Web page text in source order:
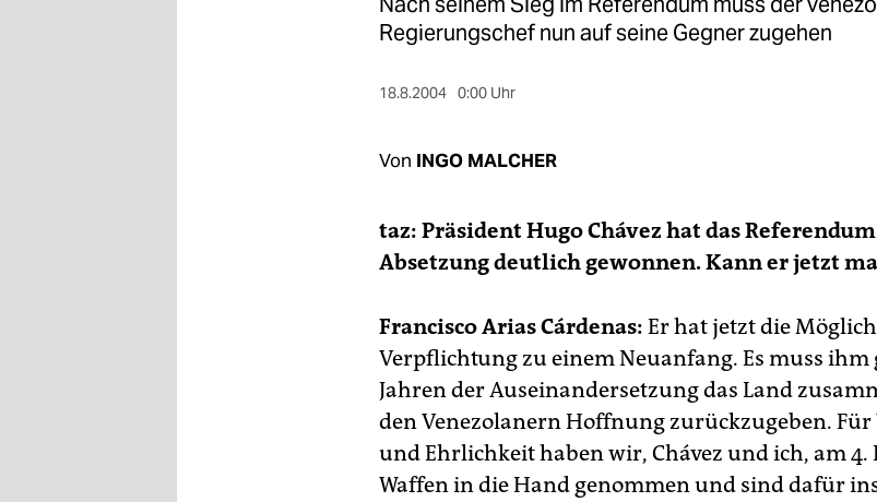
Regierungschef nun auf seine Gegner zugehen
18.8.2004 0:00 Uhr
Von INGO MALCHER
taz: Präsident Hugo Chávez hat das
Absetzung deutlich gewonnen. Kann er jetzt
Francisco Arias Cárdenas: Er hat jetzt die
Verpflichtung zu einem Neuanfang. Es muss ihm
Jahren der Auseinandersetzung das Land
den Venezolanern Hoffnung zurückzugeben. Für
und Ehrlichkeit haben wir, Chávez und ich, am 4.
Waffen in die Hand genommen und sind dafür